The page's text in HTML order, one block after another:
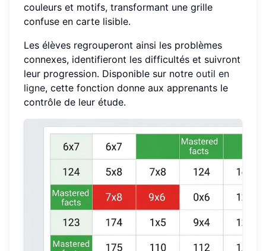
couleurs et motifs, transformant une grille
confuse en carte lisible.
Les élèves regrouperont ainsi les problèmes
connexes, identifieront les difficultés et suivront
leur progression. Disponible sur notre outil en
ligne, cette fonction donne aux apprenants le
contrôle de leur étude.